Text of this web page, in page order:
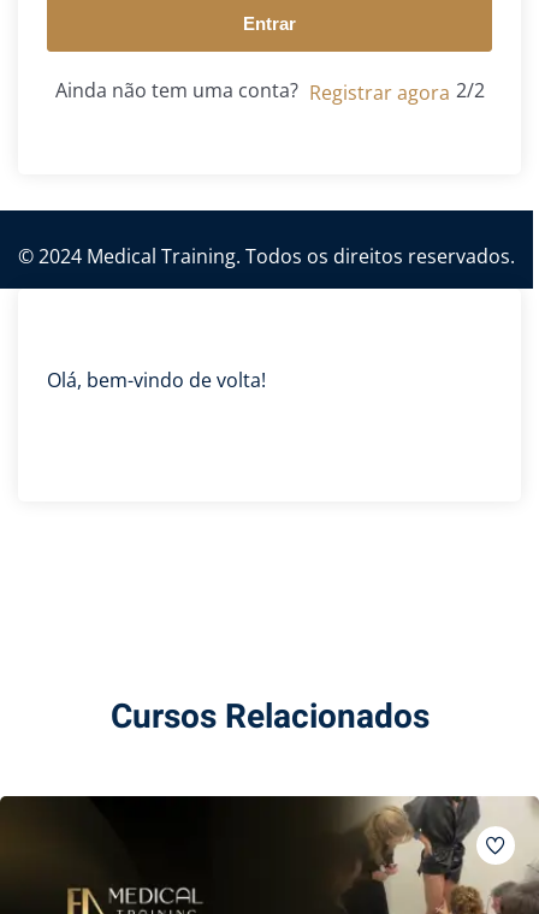
Entrar
Ainda não tem uma conta? Registrar agora
© 2024 Medical Training. Todos os direitos reservados.
Olá, bem-vindo de volta!
Cursos Relacionados